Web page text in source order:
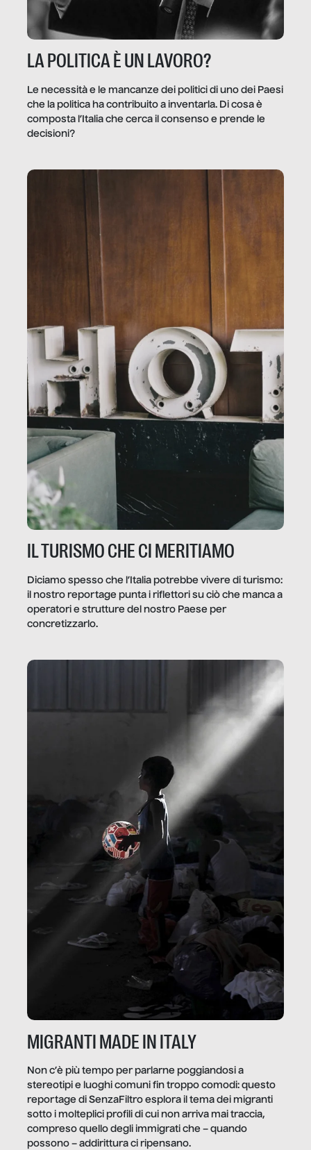
LA POLITICA È UN LAVORO?
Le necessità e le mancanze dei politici di uno dei Paesi
che la politica ha contribuito a inventarla. Di cosa è
composta l’Italia che cerca il consenso e prende le
decisioni?
IL TURISMO CHE CI MERITIAMO
Diciamo spesso che l’Italia potrebbe vivere di turismo:
il nostro reportage punta i riflettori su ciò che manca a
operatori e strutture del nostro Paese per
concretizzarlo.
MIGRANTI MADE IN ITALY
Non c’è più tempo per parlarne poggiandosi a
stereotipi e luoghi comuni fin troppo comodi: questo
reportage di SenzaFiltro esplora il tema dei migranti
sotto i molteplici profili di cui non arriva mai traccia,
compreso quello degli immigrati che – quando
possono – addirittura ci ripensano.